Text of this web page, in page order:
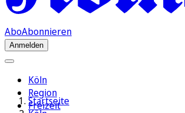
AboAbonnieren
Anmelden
Köln
Region
Freizeit
Startseite